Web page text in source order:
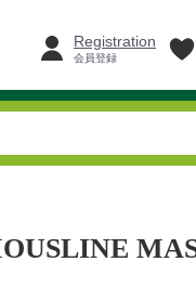
Registration
会員登録